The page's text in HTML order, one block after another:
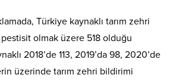
Türkiye kaynaklı tarım zehri
pestisit olmak üzere 518 olduğu
2018’de 113, 2019’da 98, 2020’de
üzerinde tarım zehri bildirimi